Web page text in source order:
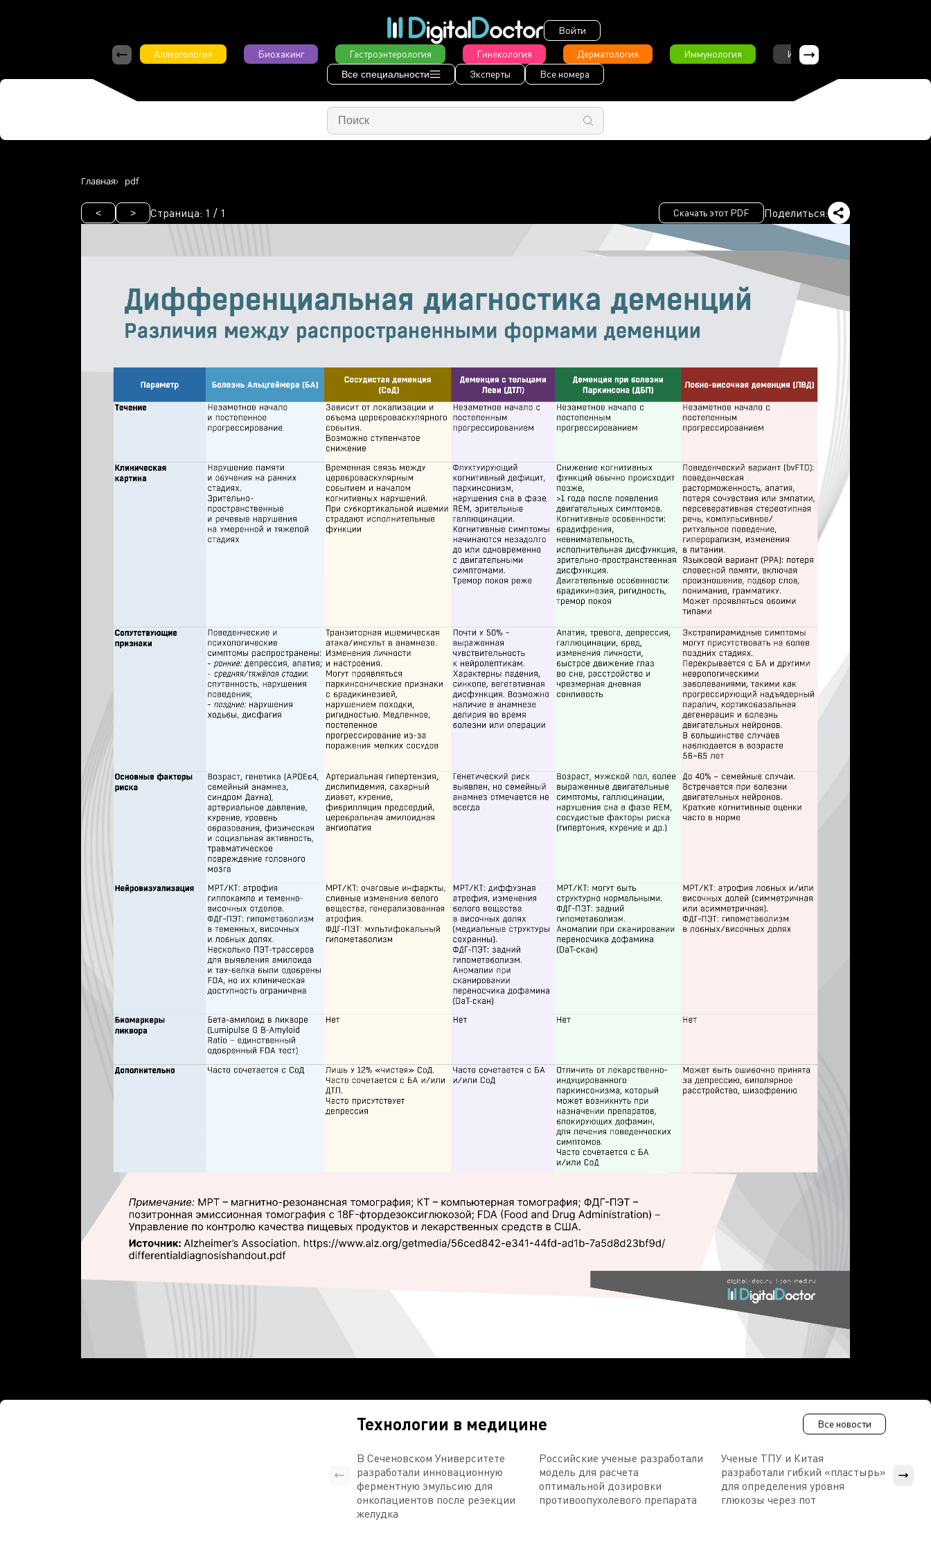
Войти
Аллергология
Биохакинг Гастроэнтерология Гинекология Дерматология Иммунология Интервью
Все специальности Эксперты Все номера
Главная pdf
< > Страница: 1 / 1 Скачать этот PDF Поделиться:
Технологии в медицине Все новости
В Сеченовском Университете
разработали инновационную
ферментную эмульсию для
онкопациентов после резекции
желудка
Российские ученые разработали
модель для расчета
оптимальной дозировки
противоопухолевого препарата
Ученые ТПУ и Китая
разработали гибкий «пластырь»
для определения уровня
глюкозы через пот